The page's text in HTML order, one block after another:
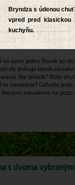
vo svete jeden človek zo
zle znášajú lepok
Ste celiatik? Máte
to nemôžete? Odhaľte jedlá
ktorými zabudnete na pizzu
s dvoma
Bryndza s údenou
vpred pred klasickou
kuchyňu.